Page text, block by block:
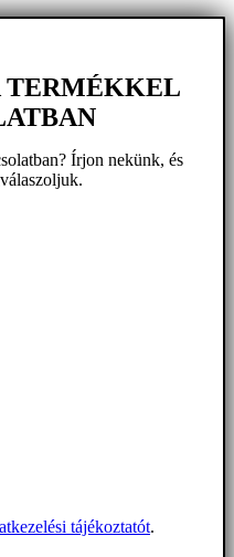
TERMÉKKEL
Írjon nekünk, és
tájékoztatót.